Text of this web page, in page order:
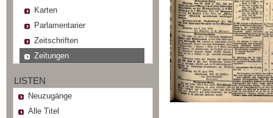
Karten
Parlamentarier
Zeitschriften
Zeitungen
LISTEN
Neuzugänge
Alle Titel